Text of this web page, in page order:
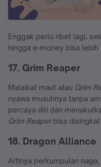
Enggak perlu ribet lagi,
hingga e-money bisa lebih
17. Grim Reaper
Malaikat maut atau Grim
nyawa musuhnya tanpa
percaya diri dan
Grim Reaper bisa
18. Dragon Alliance
Artinya perkumpulan